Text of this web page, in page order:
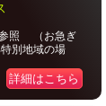
参照 （お急ぎ
別地域の場
詳細はこちら